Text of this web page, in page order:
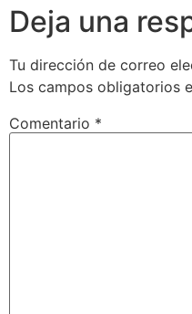
Deja una
Tu dirección de correo
Los campos obligatorios
Comentario *